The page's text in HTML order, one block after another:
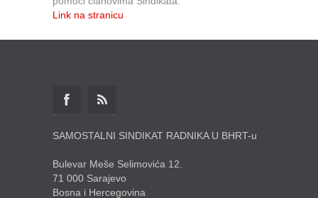
Link na stranicu
SAMOSTALNI SINDIKAT RADNIKA U BHRT-u
Bulevar Meše Selimovića 12.
71 000 Sarajevo
Bosna i Hercegovina